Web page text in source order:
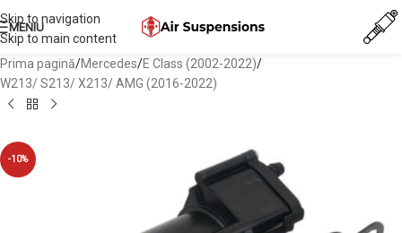
Skip to navigation
Skip to main content
MENIU
Prima pagină/Mercedes/E Class (2002-2022)/
W213/ S213/ X213/ AMG (2016-2022)
-10%